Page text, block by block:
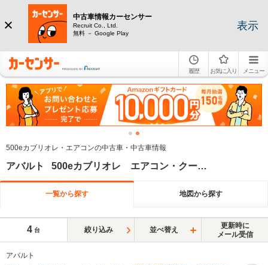
中古車情報カーセンサー
Recruit Co., Ltd.
無料 － Google Play
表示
履歴 お気に入り メニュー
500eカブリオレ・エアコンの中古車・中古車情報
アバルト 500eカブリオレ エアコン・クーラー
一覧から探す 地図から探す
4 台 絞り込み 並べ替え
更新時に
メール受信
アバルト